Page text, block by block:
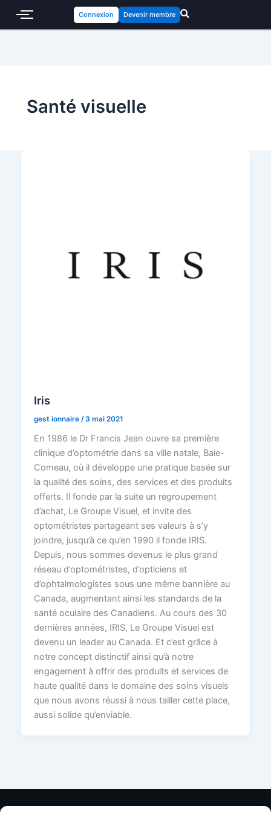
Connexion Devenir membre
Santé visuelle
Iris
gest ionnaire /3 mai 2021
En 1986 le Dr Francis Jean ouvre sa première
clinique d’optométrie dans sa ville natale, Baie-
Comeau, où il développe une pratique basée sur
la qualité des soins, des services et des produits
offerts. Il fonde par la suite un regroupement
d’achat, Le Groupe Visuel, et invite des
optométristes partageant ses valeurs à s’y
joindre, jusqu’à ce qu’en 1990 il fonde IRIS.
Depuis, nous sommes devenus le plus grand
réseau d’optométristes, d’opticiens et
d’ophtalmologistes sous une même bannière au
Canada, augmentant ainsi les standards de la
santé oculaire des Canadiens. Au cours des 30
dernières années, IRIS, Le Groupe Visuel est
devenu un leader au Canada. Et c’est grâce à
notre concept distinctif ainsi qu’à notre
engagement à offrir des produits et services de
haute qualité dans le domaine des soins visuels
que nous avons réussi à nous tailler cette place,
aussi solide qu’enviable.